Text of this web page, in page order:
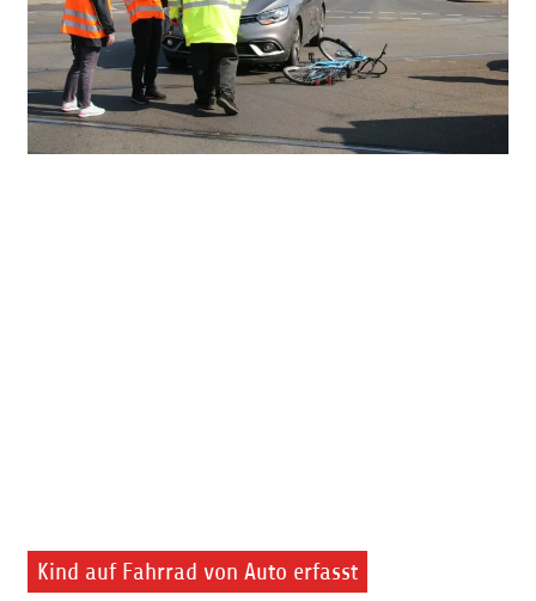
Kind auf Fahrrad von Auto erfasst